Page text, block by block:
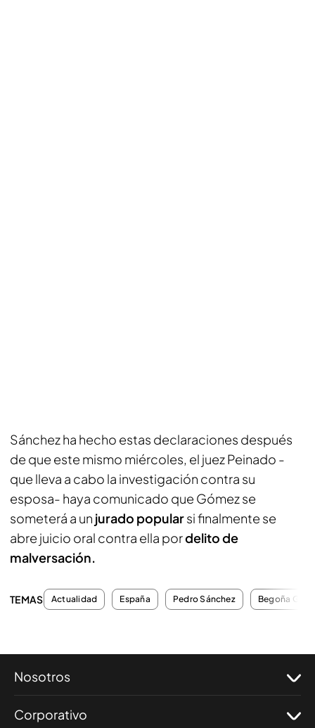
Sánchez ha hecho estas declaraciones después
de que este mismo miércoles, el juez Peinado -
que lleva a cabo la investigación contra su
esposa- haya comunicado que Gómez se
someterá a un jurado popularsi finalmente se
abre juicio oral contra ella pordelito de
malversación.
TEMAS Actualidad España Pedro Sánchez Begoña
Nosotros
Corporativo